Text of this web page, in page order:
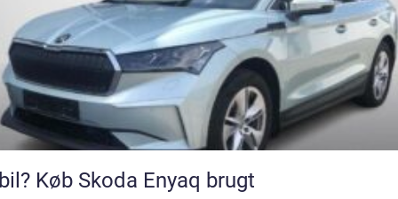
Køb Skoda Enyaq brugt